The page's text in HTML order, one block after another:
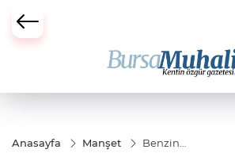
Büyükşehir Darbesi
Anasayfa Manşet
Benzin